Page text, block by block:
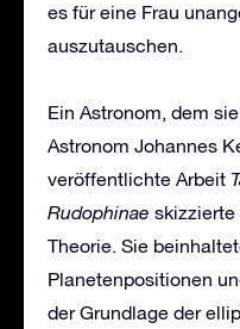
es für eine Frau
auszutauschen.
Ein Astronom, dem
Astronom Johannes
veröffentlichte Arbeit
Rudophinae
Theorie. Sie
Planetenpositionen
der Grundlage der